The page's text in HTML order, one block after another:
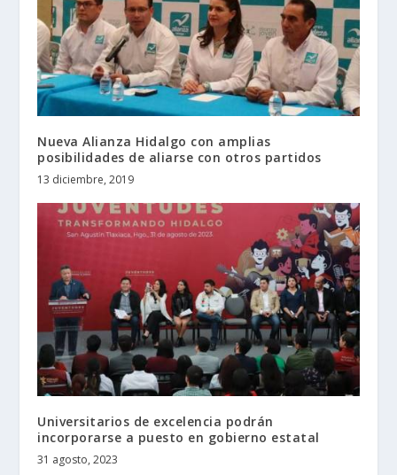
Nueva Alianza Hidalgo con amplias
posibilidades de aliarse con otros partidos
13 diciembre, 2019
Universitarios de excelencia podrán
incorporarse a puesto en gobierno estatal
31 agosto, 2023